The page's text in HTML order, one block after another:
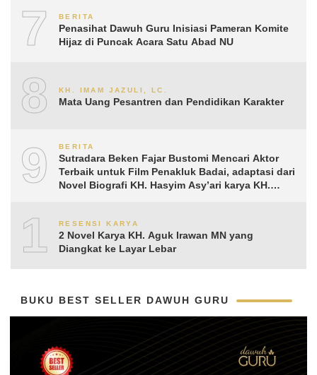
7 BERITA
Penasihat Dawuh Guru Inisiasi Pameran Komite
Hijaz di Puncak Acara Satu Abad NU
8 KH. IMAM JAZULI, LC.
Mata Uang Pesantren dan Pendidikan Karakter
9 BERITA
Sutradara Beken Fajar Bustomi Mencari Aktor
Terbaik untuk Film Penakluk Badai, adaptasi dari
Novel Biografi KH. Hasyim Asy’ari karya KH.
10RESENSI KARYA
2 Novel Karya KH. Aguk Irawan MN yang
Diangkat ke Layar Lebar
BUKU BEST SELLER DAWUH GURU